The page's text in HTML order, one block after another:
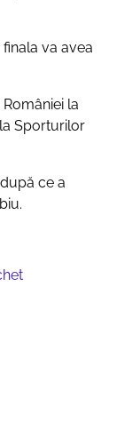
va avea
la
Sporturilor
ce a